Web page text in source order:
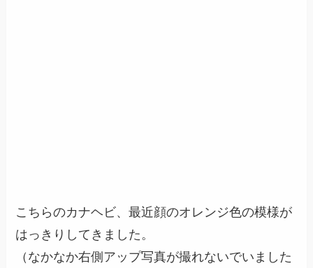
こちらのカナヘビ、最近顔のオレンジ色の模様が
はっきりしてきました。
（なかなか右側アップ写真が撮れないでいました